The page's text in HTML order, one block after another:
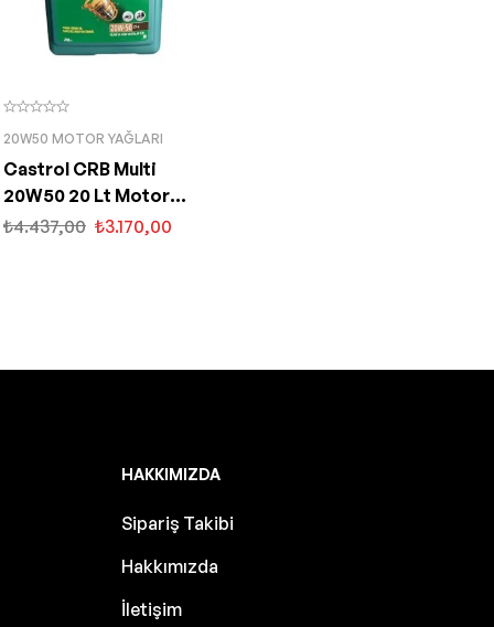
20W50 MOTOR YAĞLARI
Castrol CRB Multi
20W50 20 Lt Motor
Yağı
₺4.437,00 ₺3.170,00
HAKKIMIZDA
Sipariş Takibi
Hakkımızda
İletişim